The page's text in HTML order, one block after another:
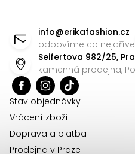
info@erikafashion.cz
odpovíme co nejdříve
Seifertova 982/25,
kamenná prodejna,
Stav objednávky
Vrácení zboží
Doprava a platba
Prodejna v Praze